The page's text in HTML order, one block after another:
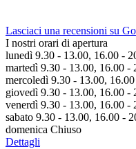
Lasciaci una recensioni su
I nostri orari di apertura
lunedì 9.30 - 13.00, 16.00 -
martedì 9.30 - 13.00, 16.00 -
mercoledì 9.30 - 13.00,
giovedì 9.30 - 13.00, 16.00 -
venerdì 9.30 - 13.00, 16.00 -
sabato 9.30 - 13.00, 16.00 -
domenica Chiuso
Dettagli